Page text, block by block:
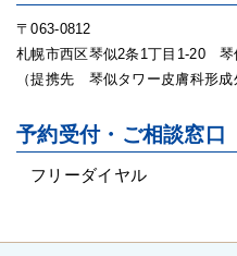
〒063-0812
札幌市西区琴似2条1丁目1-20 琴
（提携先 琴似タワー皮膚科形成
予約受付・ご相談窓口
フリーダイヤル